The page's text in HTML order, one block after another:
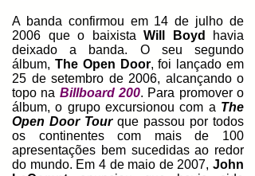
A banda confirmou em 14 de julho de
2006 que o baixista Will Boyd
havia
deixado a banda. O seu segundo
álbum, The Open Door, foi lançado em
25 de setembro de 2006, alcançando o
topo na Billboard 200. Para promover o
álbum, o grupo excursionou com a The
Open Door Tour que passou por todos
os continentes com mais de 100
apresentações bem sucedidas ao redor
do mundo. Em 4 de maio de 2007, John